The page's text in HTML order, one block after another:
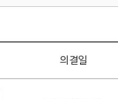
의결일